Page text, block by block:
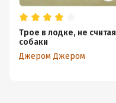
Трое в лодке, не считая
собаки
Джером Джером